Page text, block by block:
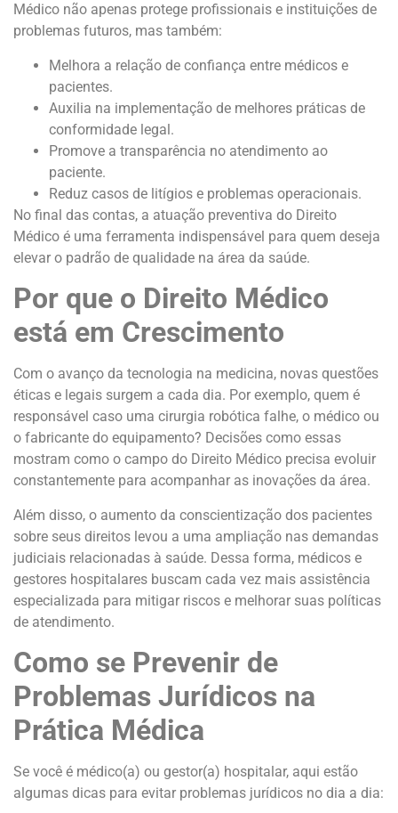
Médico não apenas protege profissionais e instituições de
problemas futuros, mas também:
Melhora a relação de confiança entre médicos e
pacientes.
Auxilia na implementação de melhores práticas de
conformidade legal.
Promove a transparência no atendimento ao
paciente.
Reduz casos de litígios e problemas operacionais.
No final das contas, a atuação preventiva do Direito
Médico é uma ferramenta indispensável para quem deseja
elevar o padrão de qualidade na área da saúde.
Por que o Direito Médico
está em Crescimento
Com o avanço da tecnologia na medicina, novas questões
éticas e legais surgem a cada dia. Por exemplo, quem é
responsável caso uma cirurgia robótica falhe, o médico ou
o fabricante do equipamento? Decisões como essas
mostram como o campo do Direito Médico precisa evoluir
constantemente para acompanhar as inovações da área.
Além disso, o aumento da conscientização dos pacientes
sobre seus direitos levou a uma ampliação nas demandas
judiciais relacionadas à saúde. Dessa forma, médicos e
gestores hospitalares buscam cada vez mais assistência
especializada para mitigar riscos e melhorar suas políticas
de atendimento.
Como se Prevenir de
Problemas Jurídicos na
Prática Médica
Se você é médico(a) ou gestor(a) hospitalar, aqui estão
algumas dicas para evitar problemas jurídicos no dia a dia: